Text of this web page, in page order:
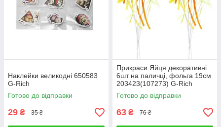
Наклейки великодні 650583
G-Rich
Готово до відправки
29 ₴ 35 ₴
Прикраси Яйця декоративні
6шт на паличці, фольга 19см
203423(107273) G-Rich
Готово до відправки
63 ₴ 76 ₴